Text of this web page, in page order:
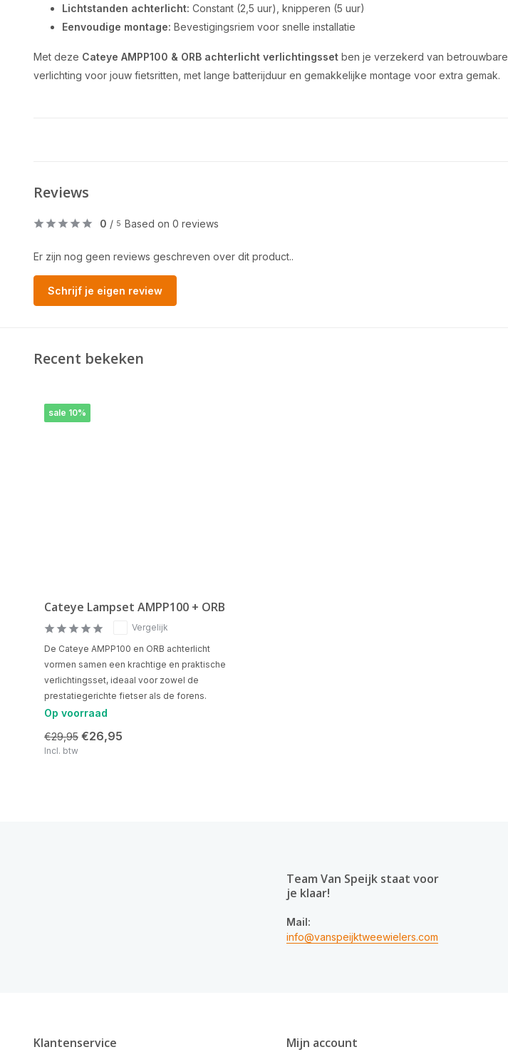
Lichtstanden achterlicht: Constant (2,5 uur), knipperen (5 uur)
Eenvoudige montage: Bevestigingsriem voor snelle installatie
Met deze Cateye AMPP100 & ORB achterlicht verlichtingsset ben je verzekerd van betrouwbare
verlichting voor jouw fietsritten, met lange batterijduur en gemakkelijke montage voor extra gemak.
Reviews
0 / 5 Based on 0 reviews
Er zijn nog geen reviews geschreven over dit product..
Schrijf je eigen review
Recent bekeken
sale 10%
Cateye Lampset AMPP100 + ORB
Vergelijk
De Cateye AMPP100 en ORB achterlicht
vormen samen een krachtige en praktische
verlichtingsset, ideaal voor zowel de
prestatiegerichte fietser als de forens.
Op voorraad
€29,95 €26,95
Incl. btw
Team Van Speijk staat voor
je klaar!
Mail:
info@vanspeijktweewielers.com
Klantenservice Mijn account